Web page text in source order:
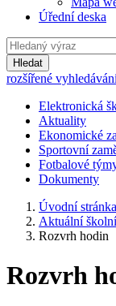
Úřední deska
Hledat
rozšířené
Elektronická
Aktuality
Ekonomické
Sportovní
Fotbalové
Dokumenty
Úvodní stránka
Aktuální
Rozvrh hodin
Rozvrh